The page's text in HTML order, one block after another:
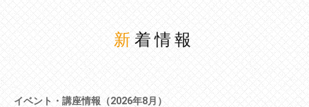
新着情報
イベント・講座情報（2026年8月）